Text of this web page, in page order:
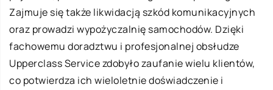
Zajmuje się także likwidacją szkód komunikacyjnych
oraz prowadzi wypożyczalnię samochodów. Dzięki
fachowemu doradztwu i profesjonalnej obsłudze
Upperclass Service zdobyło zaufanie wielu klientów,
co potwierdza ich wieloletnie doświadczenie i